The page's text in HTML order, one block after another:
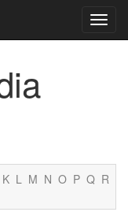
K L M N O P Q R